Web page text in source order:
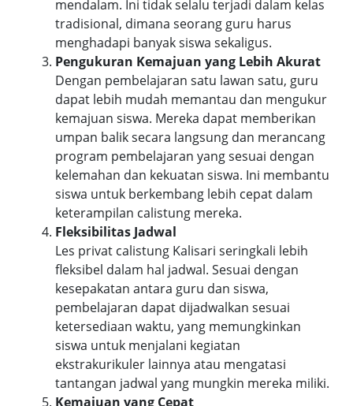
mendalam. Ini tidak selalu terjadi dalam kelas
tradisional, dimana seorang guru harus
menghadapi banyak siswa sekaligus.
Pengukuran Kemajuan yang Lebih Akurat
Dengan pembelajaran satu lawan satu, guru
dapat lebih mudah memantau dan mengukur
kemajuan siswa. Mereka dapat memberikan
umpan balik secara langsung dan merancang
program pembelajaran yang sesuai dengan
kelemahan dan kekuatan siswa. Ini membantu
siswa untuk berkembang lebih cepat dalam
keterampilan calistung mereka.
Fleksibilitas Jadwal
Les privat calistung Kalisari seringkali lebih
fleksibel dalam hal jadwal. Sesuai dengan
kesepakatan antara guru dan siswa,
pembelajaran dapat dijadwalkan sesuai
ketersediaan waktu, yang memungkinkan
siswa untuk menjalani kegiatan
ekstrakurikuler lainnya atau mengatasi
tantangan jadwal yang mungkin mereka miliki.
Kemajuan yang Cepat